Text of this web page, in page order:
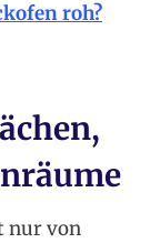
roh?
nur von